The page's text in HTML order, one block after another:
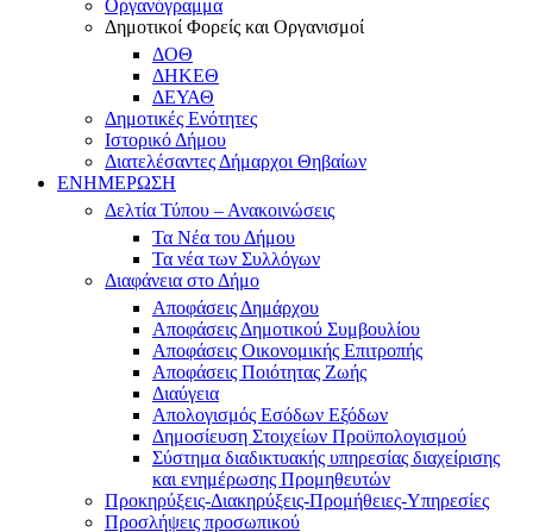
Οργανόγραμμα
Δημοτικοί Φορείς και Οργανισμοί
ΔΟΘ
ΔΗΚΕΘ
ΔΕΥΑΘ
Δημοτικές Ενότητες
Ιστορικό Δήμου
Διατελέσαντες Δήμαρχοι Θηβαίων
ΕΝΗΜΕΡΩΣΗ
Δελτία Τύπου – Ανακοινώσεις
Τα Νέα του Δήμου
Τα νέα των Συλλόγων
Διαφάνεια στο Δήμο
Αποφάσεις Δημάρχου
Αποφάσεις Δημοτικού Συμβουλίου
Αποφάσεις Οικονομικής Επιτροπής
Αποφάσεις Ποιότητας Ζωής
Διαύγεια
Απολογισμός Εσόδων Εξόδων
Δημοσίευση Στοιχείων Προϋπολογισμού
Σύστημα διαδικτυακής υπηρεσίας διαχείρισης
και ενημέρωσης Προμηθευτών
Προκηρύξεις-Διακηρύξεις-Προμήθειες-Υπηρεσίες
Προσλήψεις προσωπικού